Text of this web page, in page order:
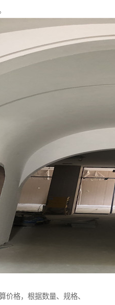
价格，根据数量、规格、